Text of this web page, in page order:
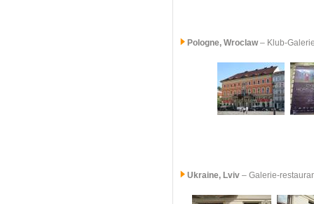
Pologne, Wroclaw– Klub-
Ukraine, Lviv – Galerie-